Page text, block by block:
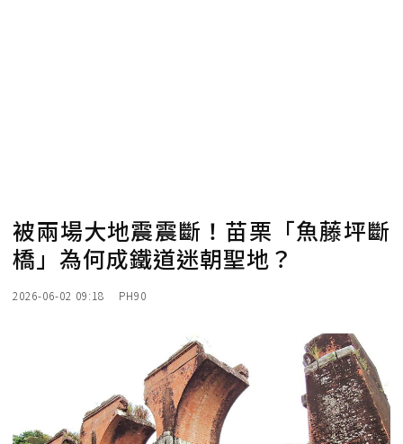
被兩場大地震震斷！苗栗「魚藤坪斷
橋」為何成鐵道迷朝聖地？
2026-06-02 09:18 PH90